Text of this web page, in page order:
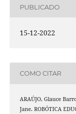
PUBLICADO
15-12-2022
COMO CITAR
ARAÚJO, Glauce
Jane. ROBÓTICA